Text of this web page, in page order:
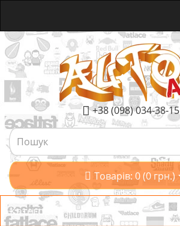
+38 (098) 034-38-15
Товарів: 0 (0 грн.)
Категорії